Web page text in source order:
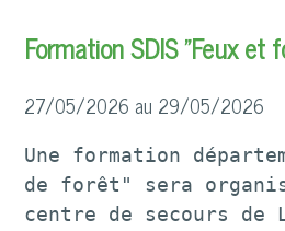
Formation SDIS "Feux et
27/05/2026 au 29/05/2026
Une formation
de forêt" sera
centre de secours de